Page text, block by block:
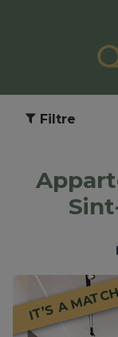
Filtre
IT’S A